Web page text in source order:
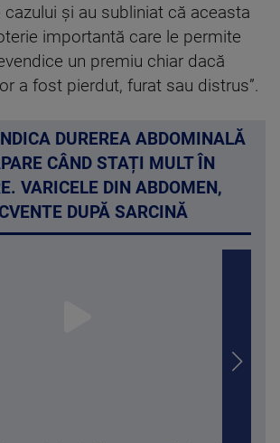
și au subliniat că aceasta
importantă care le permite
un premiu chiar dacă
a fost pierdut, furat sau distrus”.
DUREREA ABDOMINALĂ
CÂND STAȚI MULT ÎN
VARICELE DIN ABDOMEN,
DUPĂ SARCINĂ